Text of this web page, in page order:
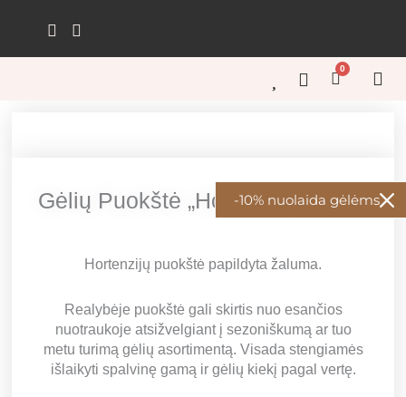
0
Cart
Gėlių Puokštė „Hortenzijų Šokis”
Hortenzijų puokštė papildyta žaluma.
Realybėje puokštė gali skirtis nuo esančios
nuotraukoje atsižvelgiant į sezoniškumą ar tuo
metu turimą gėlių asortimentą. Visada stengiamės
išlaikyti spalvinę gamą ir gėlių kiekį pagal vertę.
-10% nuolaida gėlėms